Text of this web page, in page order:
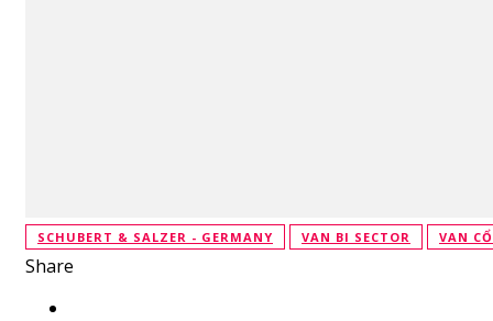
SCHUBERT & SALZER - GERMANY VAN BI SECTOR VAN
Share